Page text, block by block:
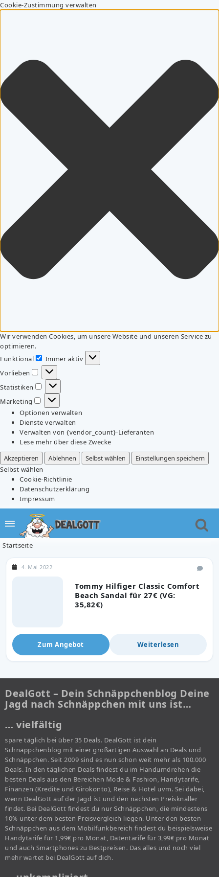
Cookie-Zustimmung verwalten
Wir verwenden Cookies, um unsere Website und unseren Service zu
optimieren.
Funktional
Funktional
Immer aktiv
Vorlieben
Vorlieben
Statistiken
Statistiken
Marketing
Marketing
Optionen verwalten
Dienste verwalten
Verwalten von {vendor_count}-Lieferanten
Lese mehr über diese Zwecke
Akzeptieren
Ablehnen Selbst wählen
Einstellungen speichern
Selbst wählen
Cookie-Richtlinie
Datenschutzerklärung
Impressum
Startseite
Tommy Hilfiger Classic Comfort
Beach Sandal für 27€ (VG:
35,82€)
4. Mai 2022
Zum Angebot Weiterlesen
DealGott – Dein Schnäppchenblog Deine
Jagd nach Schnäppchen mit uns ist…
… vielfältig
spare täglich bei über 35 Deals. DealGott ist dein
Schnäppchenblog mit einer großartigen Auswahl an Deals und
Schnäppchen. Seit 2009 sind es nun schon weit mehr als 100.000
Deals. In den täglichen Deals findest du im Handumdrehen die
besten Deals aus den Bereichen Mode & Fashion, Handytarife,
Finanzen (Kredite und Girokonto), Reise & Hotel uvm. Sei dabei,
wenn DealGott auf der Jagd ist und den nächsten Preisknaller
findet. Bei DealGott findest du nur Schnäppchen, die mindestens
10% unter dem besten Preisvergleich liegen. Unter den besten
Schnäppchen aus dem Mobilfunkbereich findest du beispielsweise
Handytarife für 1,99€ pro Monat, Datentarife für 3,99€ pro Monat
und auch Smartphones zu Bestpreisen. Das alles und noch viel
mehr wartet bei DealGott auf dich.